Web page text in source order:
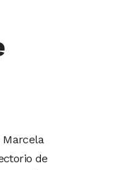
Marcela
de